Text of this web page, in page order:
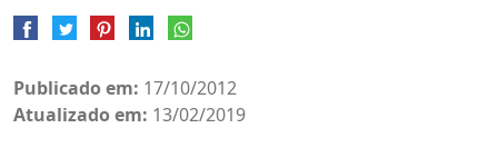
Publicado em: 17/10/2012
Atualizado em: 13/02/2019